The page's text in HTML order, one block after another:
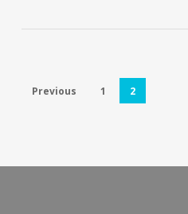
Previous 1 2